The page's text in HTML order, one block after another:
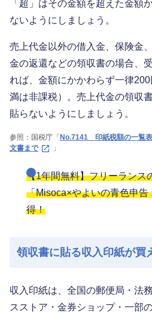
「超」はその金額を超えた金額
ないようにしましょう。
売上代金以外の借入金、保険金
金の返還などの領収書の場合、
れば、金額にかかわらず一律
満は非課税）。売上代金の領収
貼らないようにしましょう。
参照：国税庁「 No.7141 印紙税額の一覧
文書まで
」
【1年間無料】フリーランス
「Misoca×やよいの青色申
得！
領収書に貼る収入印紙が買
収入印紙は、全国の郵便局・法
スストア・金券ショップ・一部